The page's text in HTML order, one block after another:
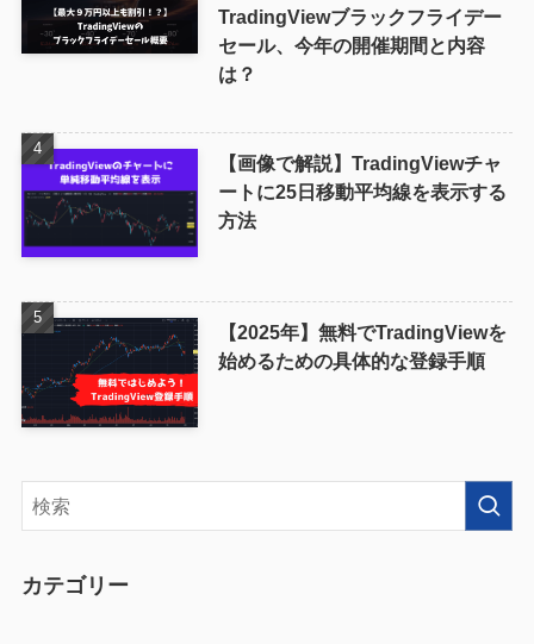
TradingViewブラックフライデー
セール、今年の開催期間と内容
は？
【画像で解説】TradingViewチャ
ートに25日移動平均線を表示する
方法
【2025年】無料でTradingViewを
始めるための具体的な登録手順
カテゴリー